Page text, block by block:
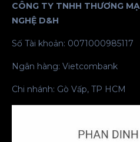
CÔNG TY TNHH THƯƠNG
NGHỆ D&H
Số Tài khoản: 0071000985117
Ngân hàng: Vietcombank
Chi nhánh: Gò Vấp, TP HCM